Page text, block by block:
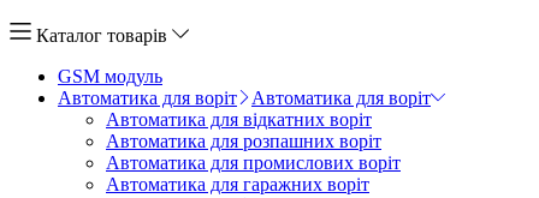
Каталог товарів
GSM модуль
Автоматика для воріт
Автоматика для воріт
Автоматика для відкатних воріт
Автоматика для розпашних воріт
Автоматика для промислових воріт
Автоматика для гаражних воріт